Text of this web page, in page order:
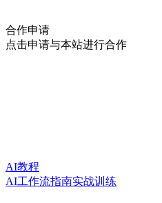
合作申请
点击申请与本站进行合作
AI教程
AI工作流指南实战训练